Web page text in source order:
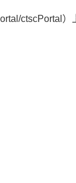
ctscPortal）